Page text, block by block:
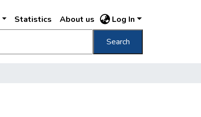
Statistics About us Log In
Search